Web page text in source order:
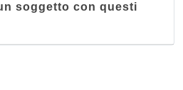
soggetto con questi